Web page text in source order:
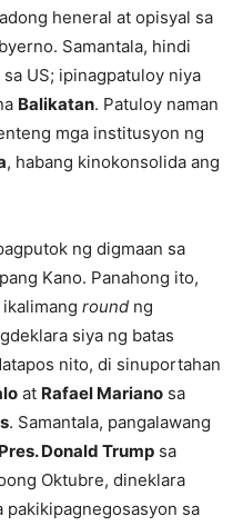
heneral at opisyal sa
Samantala, hindi
US; ipinagpatuloy niya
Balikatan. Patuloy naman
mga institusyon ng
, habang kinokonsolida ang
ng digmaan sa
Kano. Panahong ito,
round ng
siya ng batas
nito, di sinuportahan
at Rafael Mariano sa
. Samantala, pangalawang
Donald Trump sa
Oktubre, dineklara
sa